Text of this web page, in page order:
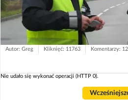
Autor: Greg Kliknięć: 11763 Komentarzy: 12
Nie udało się wykonać operacji (HTTP 0).